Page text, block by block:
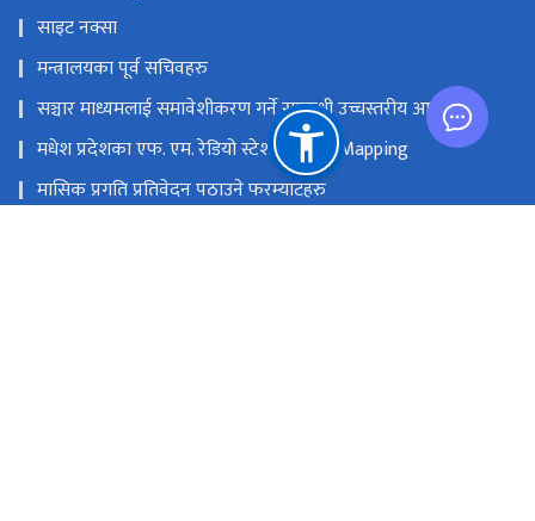
साइट नक्सा
मन्त्रालयका पूर्व सचिवहरु
सञ्चार माध्यमलाई समावेशीकरण गर्ने सम्बन्धी उच्चस्तरीय आयोग
मधेश प्रदेशका एफ. एम. रेडियो स्टेशनको GIS Mapping
मासिक प्रगति प्रतिवेदन पठाउने फरम्याटहरु